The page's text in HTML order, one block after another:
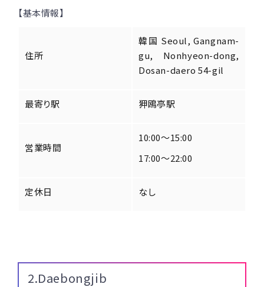
【基本情報】
住所
韓国 Seoul, Gangnam-
gu, Nonhyeon-dong,
Dosan-daero 54-gil
最寄り駅 狎鴎亭駅
営業時間
10:00～15:00
17:00～22:00
定休日 なし
2.Daebongjib